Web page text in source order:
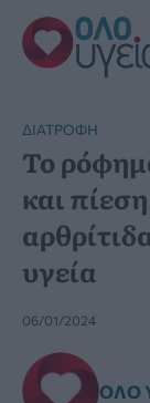
Μετάβαση
στο
περιεχόμενο
ΔΙΑΤΡΟΦΉ
Το
και
υγεία
06/01/2024
ΌΛΟ